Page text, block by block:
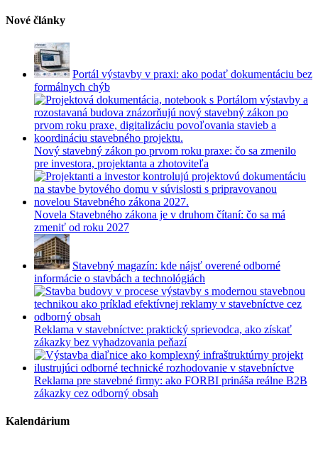
Nové články
Portál výstavby v praxi: ako podať dokumentáciu bez
formálnych chýb
Nový stavebný zákon po prvom roku praxe: čo sa zmenilo
pre investora, projektanta a zhotoviteľa
Novela Stavebného zákona je v druhom čítaní: čo sa má
zmeniť od roku 2027
Stavebný magazín: kde nájsť overené odborné
informácie o stavbách a technológiách
Reklama v stavebníctve: praktický sprievodca, ako získať
zákazky bez vyhadzovania peňazí
Reklama pre stavebné firmy: ako FORBI prináša reálne B2B
zákazky cez odborný obsah
Kalendárium